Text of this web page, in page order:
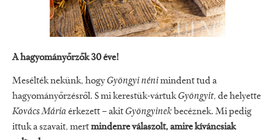
A hagyományőrzők 30 éve!
Mesélték nekünk, hogyGyöngyi nénimindent tud a
hagyományőrzésről. S mi kerestük-vártukGyöngyit, de helyette
Kovács Máriaérkezett – akitGyöngyinek becéznek. Mi pedig
ittuk a szavait, mertmindenre válaszolt, amire kíváncsiak